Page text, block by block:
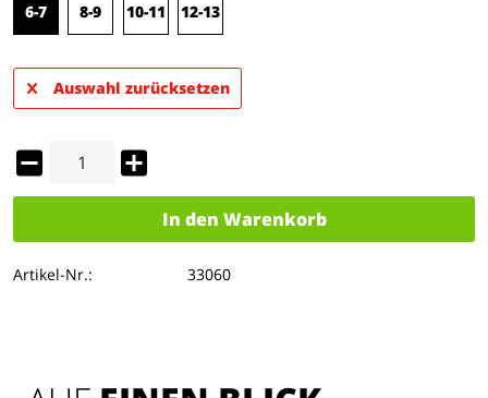
6-7 8-9 10-11 12-13
Auswahl zurücksetzen
In den Warenkorb
Artikel-Nr.: 33060